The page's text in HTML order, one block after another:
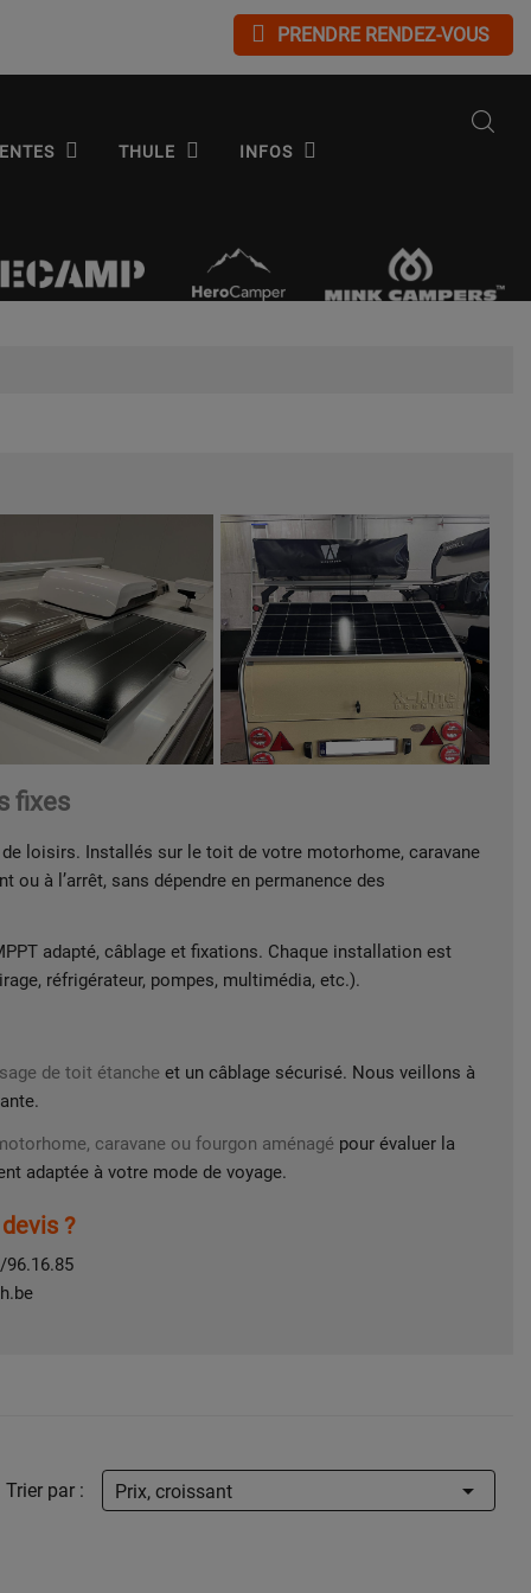
PRENDRE RENDEZ-VOUS
THULE INFOS
fixes
loisirs. Installés sur le toit de votre motorhome, caravane
à l’arrêt, sans dépendre en permanence des
adapté, câblage et fixations. Chaque installation est
réfrigérateur, pompes, multimédia, etc.).
de toit étanche et un câblage sécurisé. Nous veillons à
caravane ou fourgon aménagé pour évaluer la
adaptée à votre mode de voyage.
?
96.16.85
Trier par : Prix, croissant 